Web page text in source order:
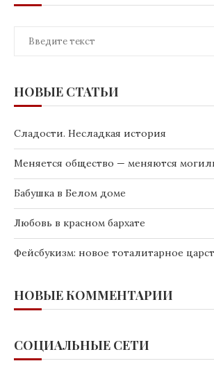
НОВЫЕ СТАТЬИ
Сладости. Несладкая история
Меняется общество — меняются
Бабушка в Белом доме
Любовь в красном бархате
Фейсбукизм: новое тоталитарное
НОВЫЕ КОММЕНТАРИИ
СОЦИАЛЬНЫЕ СЕТИ